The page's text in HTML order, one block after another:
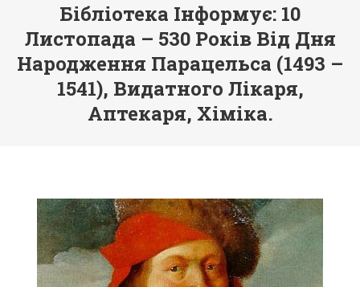
Бібліотека Інформує: 10
Листопада – 530 Років Від Дня
Народження Парацельса (1493 –
1541), Видатного Лікаря,
Аптекаря, Хіміка.